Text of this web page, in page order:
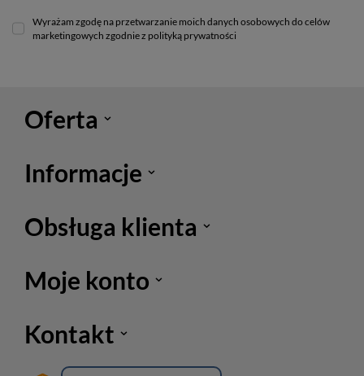
Wyrażam zgodę na przetwarzanie moich danych osobowych do celów
marketingowych zgodnie z polityką prywatności
Oferta
Informacje
Obsługa klienta
Moje konto
Kontakt